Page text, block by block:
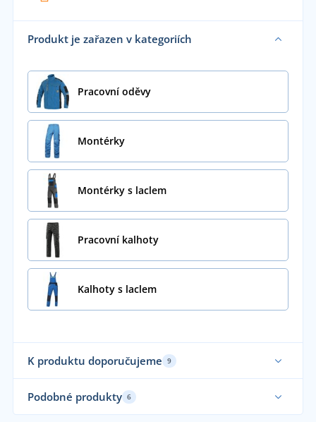
Produkt je zařazen v kategoriích
Pracovní oděvy
Montérky
Montérky s laclem
Pracovní kalhoty
Kalhoty s laclem
K produktu doporučujeme 9
Podobné produkty 6